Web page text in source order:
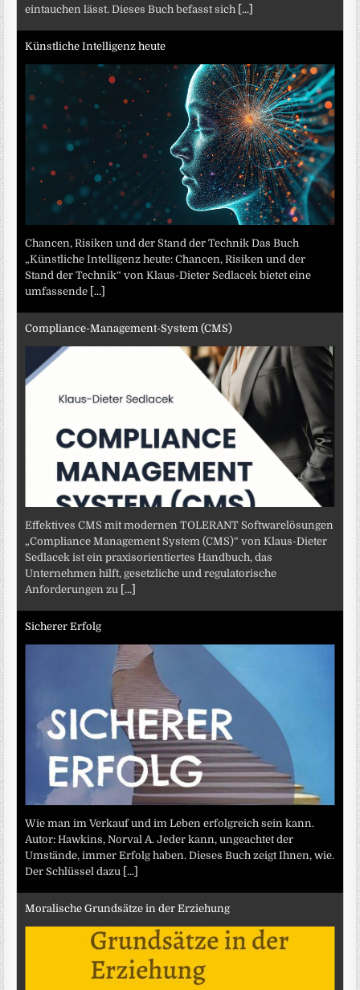
eintauchen lässt. Dieses Buch befasst sich
[...]
Künstliche Intelligenz heute
Chancen, Risiken und der Stand der Technik Das Buch
„Künstliche Intelligenz heute: Chancen, Risiken und der
Stand der Technik“ von Klaus-Dieter Sedlacek bietet eine
umfassende [...]
Compliance-Management-System (CMS)
Effektives CMS mit modernen TOLERANT Softwarelösungen
„Compliance Management System (CMS)“ von Klaus-Dieter
Sedlacek ist ein praxisorientiertes Handbuch, das
Unternehmen hilft, gesetzliche und regulatorische
Anforderungen zu
[...]
Sicherer Erfolg
Wie man im Verkauf und im Leben erfolgreich sein kann.
Autor: Hawkins, Norval A. Jeder kann, ungeachtet der
Umstände, immer Erfolg haben. Dieses Buch zeigt Ihnen, wie.
Der Schlüssel dazu
[...]
Moralische Grundsätze in der Erziehung